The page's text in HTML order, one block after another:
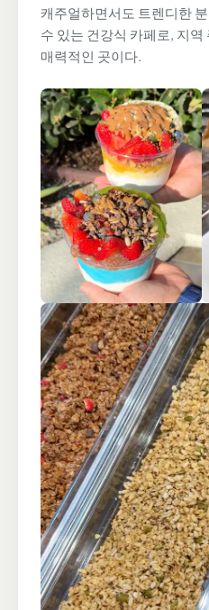
캐주얼하면서도 트렌디한
수 있는 건강식 카페로, 지
매력적인 곳이다.